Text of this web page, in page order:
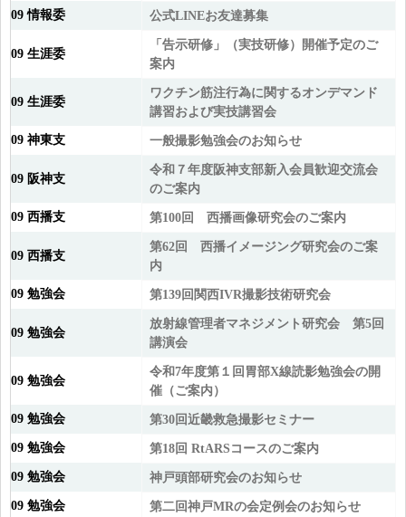
09 情報委 公式LINEお友達募集
09 生涯委
「告示研修」（実技研修）開催予定のご
案内
09 生涯委
ワクチン筋注行為に関するオンデマンド
講習および実技講習会
09 神東支 一般撮影勉強会のお知らせ
09 阪神支
令和７年度阪神支部新入会員歓迎交流会
のご案内
09 西播支 第100回 西播画像研究会のご案内
09 西播支
第62回 西播イメージング研究会のご案
内
09 勉強会 第139回関西IVR撮影技術研究会
09 勉強会
放射線管理者マネジメント研究会 第5回
講演会
09 勉強会
令和7年度第１回胃部X線読影勉強会の開
催（ご案内）
09 勉強会 第30回近畿救急撮影セミナー
09 勉強会 第18回 RtARSコースのご案内
09 勉強会 神戸頭部研究会のお知らせ
09 勉強会 第二回神戸MRの会定例会のお知らせ